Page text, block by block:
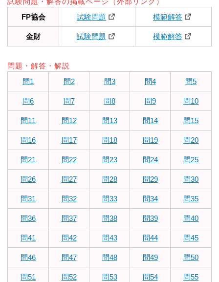
FP協会
試験問題 模範解答
金財 試験問題 模範解答
問題・解答・解説
問1
問2 問3 問4 問5
問6 問7 問8 問9 問10
問11 問12 問13 問14 問15
問16 問17 問18 問19 問20
問21 問22 問23 問24 問25
問26 問27 問28 問29 問30
問31 問32 問33 問34 問35
問36 問37 問38 問39 問40
問41 問42 問43 問44 問45
問46 問47 問48 問49 問50
問51 問52 問53 問54 問55